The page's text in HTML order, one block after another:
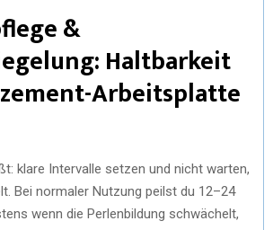
&
Haltbarkeit
Arbeitsplatte
klare Intervalle setzen und nicht warten,
Bei normaler Nutzung peilst du 12–24
wenn die Perlenbildung schwächelt,